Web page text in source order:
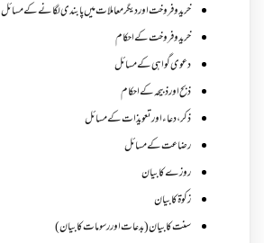
خرید و فروخت اور دیگر معاملات میں پابندی لگانے کے مسائل
خرید و فروخت کے احکام
دعوی گواہی کے مسائل
ذبح اور ذبیحہ کے احکام
ذکر،دعاء اور تعویذات کے مسائل
رضاعت کے مسائل
روزے کا بیان
زکوة کابیان
سنت کا بیان (بدعات اور رسومات کا بیان)